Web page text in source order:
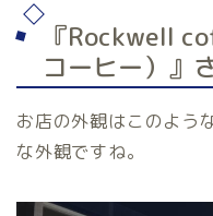
『Rockwell
コーヒー）』
お店の外観はこのよう
な外観ですね。